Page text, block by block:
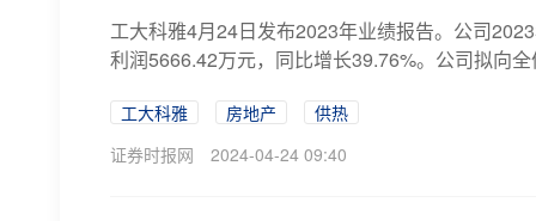
工大科雅4月24日发布2023年业绩报告。公司
利润5666.42万元，同比增长39.76%。公司拟向
工大科雅 房地产
供热
证券时报网
2024-04-24 09:40